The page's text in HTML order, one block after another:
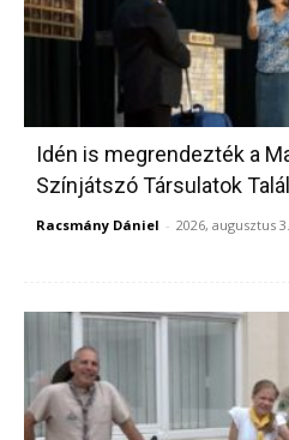
Idén is megrendezték a
Színjátszó Társulatok
Racsmány Dániel - 2026, augusztus 3.